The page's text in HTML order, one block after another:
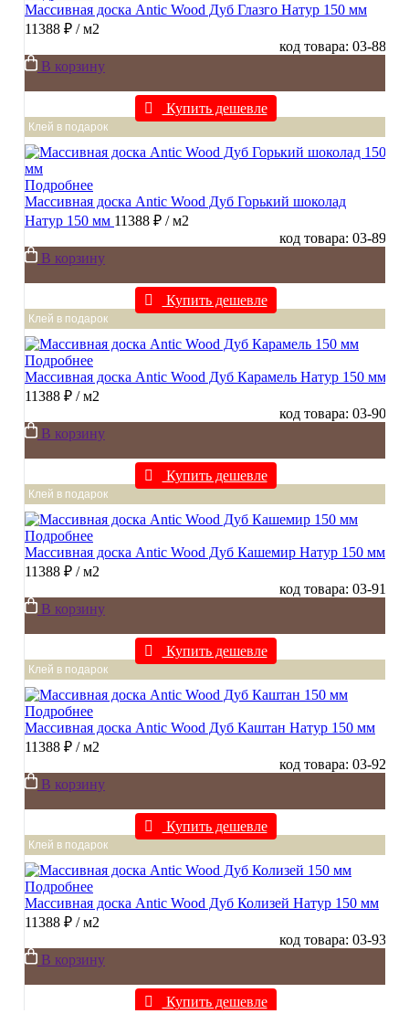
Массивная доска Antic Wood Дуб Глазго Натур 150 мм
11388 ₽ / м2
код товара: 03-88
В корзину
Купить дешевле
Клей в подарок
Подробнее
Массивная доска Antic Wood Дуб Горький шоколад
Натур 150 мм 11388 ₽ / м2
код товара: 03-89
В корзину
Купить дешевле
Клей в подарок
Подробнее
Массивная доска Antic Wood Дуб Карамель Натур 150 мм
11388 ₽ / м2
код товара: 03-90
В корзину
Купить дешевле
Клей в подарок
Подробнее
Массивная доска Antic Wood Дуб Кашемир Натур 150 мм
11388 ₽ / м2
код товара: 03-91
В корзину
Купить дешевле
Клей в подарок
Подробнее
Массивная доска Antic Wood Дуб Каштан Натур 150 мм
11388 ₽ / м2
код товара: 03-92
В корзину
Купить дешевле
Клей в подарок
Подробнее
Массивная доска Antic Wood Дуб Колизей Натур 150 мм
11388 ₽ / м2
код товара: 03-93
В корзину
Купить дешевле